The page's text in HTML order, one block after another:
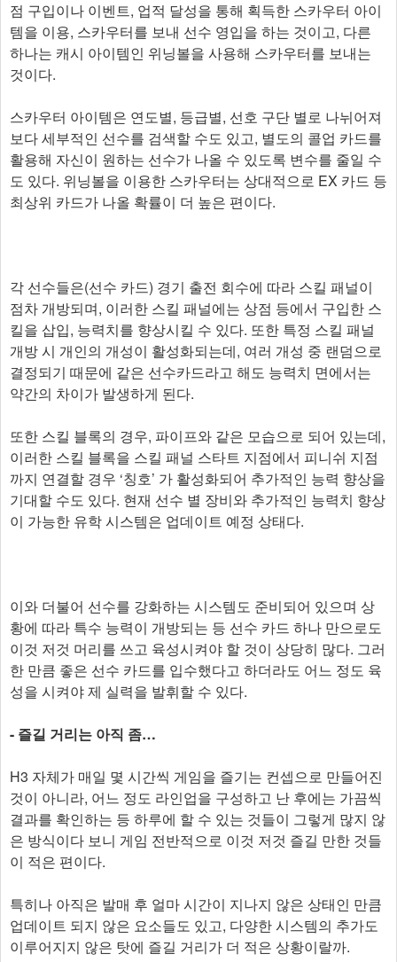
점 구입이나 이벤트, 업적 달성을 통해 획득한 스카우터 아이
템을 이용, 스카우터를 보내 선수 영입을 하는 것이고, 다른
하나는 캐시 아이템인 위닝볼을 사용해 스카우터를 보내는
것이다.
스카우터 아이템은 연도별, 등급별, 선호 구단 별로 나뉘어져
보다 세부적인 선수를 검색할 수도 있고, 별도의 콜업 카드를
활용해 자신이 원하는 선수가 나올 수 있도록 변수를 줄일 수
도 있다. 위닝볼을 이용한 스카우터는 상대적으로 EX 카드 등
최상위 카드가 나올 확률이 더 높은 편이다.
각 선수들은(선수 카드) 경기 출전 회수에 따라 스킬 패널이
점차 개방되며, 이러한 스킬 패널에는 상점 등에서 구입한 스
킬을 삽입, 능력치를 향상시킬 수 있다. 또한 특정 스킬 패널
개방 시 개인의 개성이 활성화되는데, 여러 개성 중 랜덤으로
결정되기 때문에 같은 선수카드라고 해도 능력치 면에서는
약간의 차이가 발생하게 된다.
또한 스킬 블록의 경우, 파이프와 같은 모습으로 되어 있는데,
이러한 스킬 블록을 스킬 패널 스타트 지점에서 피니쉬 지점
까지 연결할 경우 ‘칭호’ 가 활성화되어 추가적인 능력 향상을
기대할 수도 있다. 현재 선수 별 장비와 추가적인 능력치 향상
이 가능한 유학 시스템은 업데이트 예정 상태다.
이와 더불어 선수를 강화하는 시스템도 준비되어 있으며 상
황에 따라 특수 능력이 개방되는 등 선수 카드 하나 만으로도
이것 저것 머리를 쓰고 육성시켜야 할 것이 상당히 많다. 그러
한 만큼 좋은 선수 카드를 입수했다고 하더라도 어느 정도 육
성을 시켜야 제 실력을 발휘할 수 있다.
- 즐길 거리는 아직 좀…
H3 자체가 매일 몇 시간씩 게임을 즐기는 컨셉으로 만들어진
것이 아니라, 어느 정도 라인업을 구성하고 난 후에는 가끔씩
결과를 확인하는 등 하루에 할 수 있는 것들이 그렇게 많지 않
은 방식이다 보니 게임 전반적으로 이것 저것 즐길 만한 것들
이 적은 편이다.
특히나 아직은 발매 후 얼마 시간이 지나지 않은 상태인 만큼
업데이트 되지 않은 요소들도 있고, 다양한 시스템의 추가도
이루어지지 않은 탓에 즐길 거리가 더 적은 상황이랄까.